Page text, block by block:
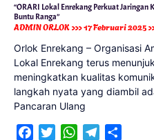
“ORARI Lokal Enrekang Perkuat Jaringan
Buntu Ranga”
ADMIN ORLOK 17 Februari 2025
Orlok Enrekang – Organisasi
Lokal Enrekang terus
meningkatkan kualitas
langkah nyata yang diambil
Pancaran Ulang
FacebookTwitterWhatsAppTelegram